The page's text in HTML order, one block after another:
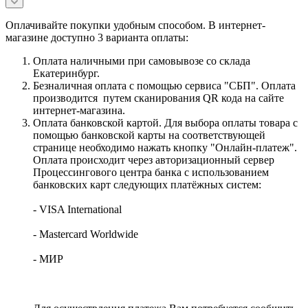
Оплачивайте покупки удобным способом. В интернет-
магазине доступно 3 варианта оплаты:
Оплата наличными при самовывозе со склада
Екатеринбург.
Безналичная оплата с помощью сервиса "СБП". Оплата
производится путем сканирования QR кода на сайте
интернет-магазина.
Оплата банковской картой. Для выбора оплаты товара с
помощью банковской карты на соответствующей
странице необходимо нажать кнопку "Онлайн-платеж".
Оплата происходит через авторизационный сервер
Процессингового центра банка с использованием
банковских карт следующих платёжных систем:
- VISA International
- Mastercard Worldwide
- МИР